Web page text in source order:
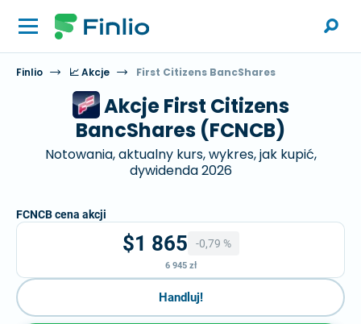
Finlio 📈 Akcje First Citizens BancShares
Akcje First Citizens
BancShares (FCNCB)
Notowania, aktualny kurs, wykres, jak kupić,
dywidenda 2026
FCNCB cena akcji
$1 865 -0,79 %
6 945 zł
Handluj!